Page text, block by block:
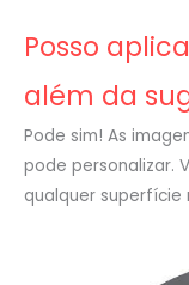
Posso
além da
Pode sim! As
pode personalizar.
qualquer superfície